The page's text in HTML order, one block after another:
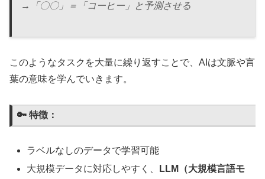
→「〇〇」＝「コーヒー」と予測させる
このようなタスクを大量に繰り返すことで、AIは文脈や言
葉の意味を学んでいきます。
🔑 特徴：
ラベルなしのデータで学習可能
大規模データに対応しやすく、
LLM（大規模言語モ